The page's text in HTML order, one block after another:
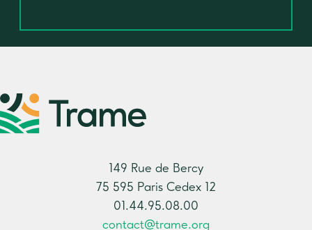
149 Rue de Bercy
75 595 Paris Cedex 12
01.44.95.08.00
contact@trame.org